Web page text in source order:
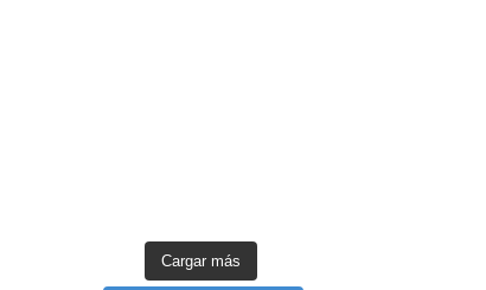
Cargar más